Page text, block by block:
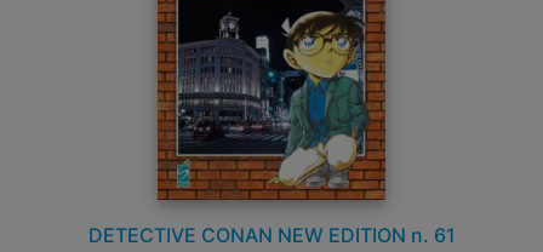
DETECTIVE CONAN NEW EDITION n. 61